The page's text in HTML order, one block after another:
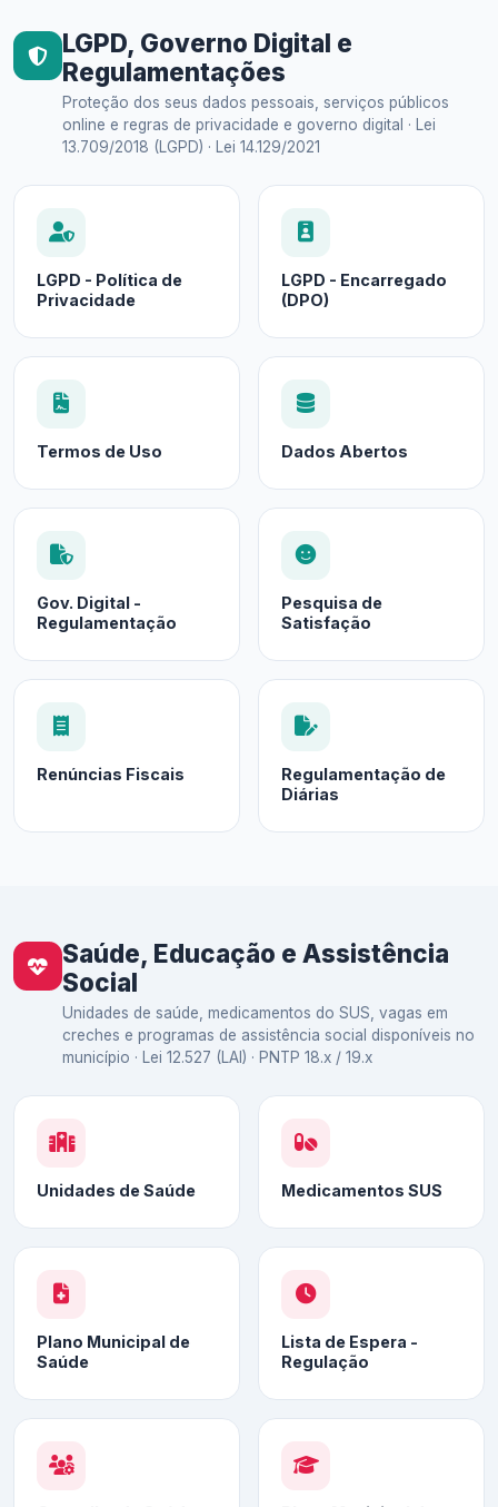
LGPD, Governo Digital e
Regulamentações
Proteção dos seus dados pessoais, serviços públicos
online e regras de privacidade e governo digital · Lei
13.709/2018 (LGPD) · Lei 14.129/2021
LGPD - Política de
Privacidade
LGPD - Encarregado
(DPO)
Termos de Uso Dados Abertos
Gov. Digital -
Regulamentação
Pesquisa de
Satisfação
Renúncias Fiscais
Regulamentação de
Diárias
Saúde, Educação e Assistência
Social
Unidades de saúde, medicamentos do SUS, vagas em
creches e programas de assistência social disponíveis no
município · Lei 12.527 (LAI) · PNTP 18.x / 19.x
Unidades de Saúde Medicamentos SUS
Plano Municipal de
Saúde
Lista de Espera -
Regulação